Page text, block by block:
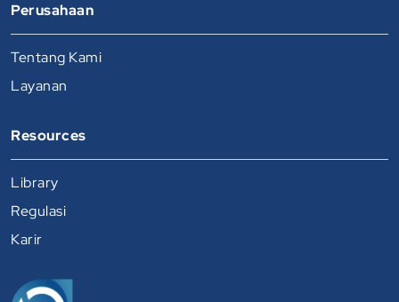
Perusahaan
Tentang Kami
Layanan
Resources
Library
Regulasi
Karir